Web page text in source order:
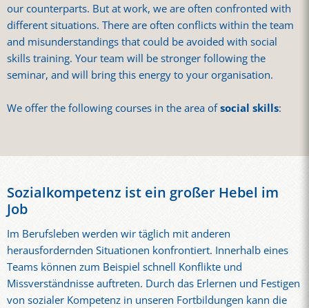
our counterparts. But at work, we are often confronted with
different situations. There are often conflicts within the team
and misunderstandings that could be avoided with social
skills training. Your team will be stronger following the
seminar, and will bring this energy to your organisation.
We offer the following courses in the area ofsocial skills:
Sozialkompetenz ist ein großer Hebel im
Job
Im Berufsleben werden wir täglich mit anderen
herausfordernden Situationen konfrontiert. Innerhalb eines
Teams können zum Beispiel schnell Konflikte und
Missverständnisse auftreten. Durch das Erlernen und Festigen
von sozialer Kompetenz in unseren Fortbildungen kann die